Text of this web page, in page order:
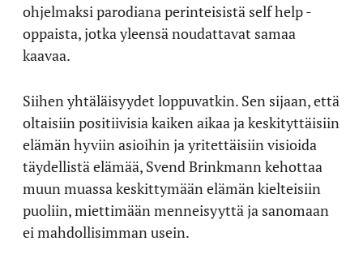
ohjelmaksi parodiana perinteisistä self help -
oppaista, jotka yleensä noudattavat samaa
kaavaa.
Siihen yhtäläisyydet loppuvatkin. Sen sijaan, että
oltaisiin positiivisia kaiken aikaa ja keskityttäisiin
elämän hyviin asioihin ja yritettäisiin visioida
täydellistä elämää, Svend Brinkmann kehottaa
muun muassa keskittymään elämän kielteisiin
puoliin, miettimään menneisyyttä ja sanomaan
ei mahdollisimman usein.